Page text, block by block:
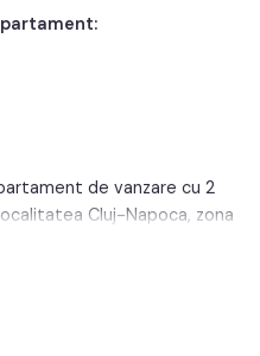
aglomeratie;
investitie;
de vanzare cu 2
Cluj-Napoca, zona
intr -un imobil tip bloc cu
Etaje + Mansarda; anul